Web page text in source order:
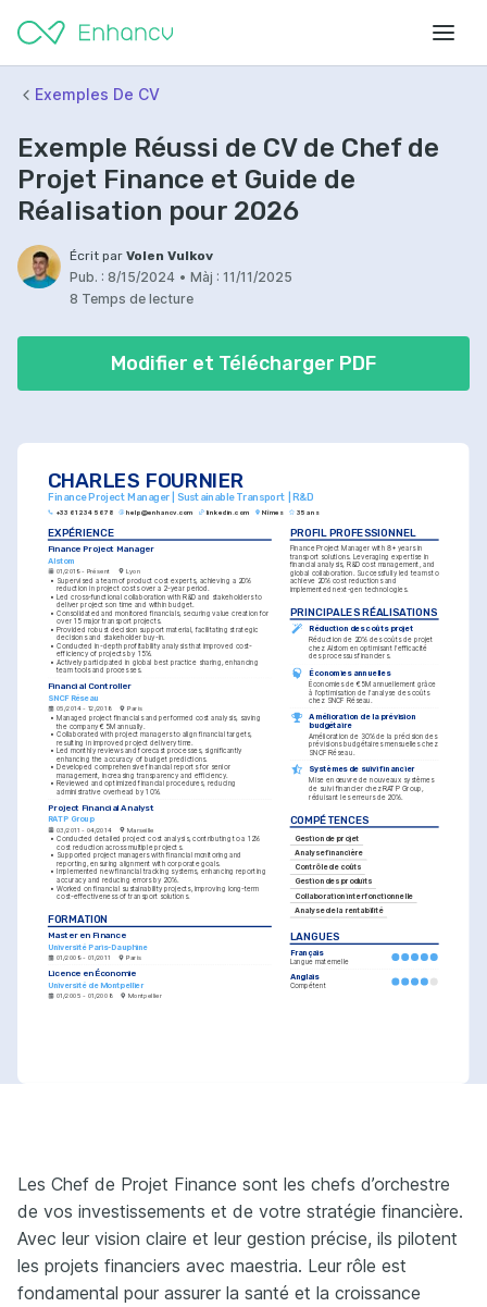
Exemples De CV
Exemple Réussi de CV de Chef de
Projet Finance et Guide de
Réalisation pour 2026
Écrit par Volen Vulkov
Pub. : 8/15/2024 • Màj : 11/11/2025
8 Temps de lecture
Modifier et Télécharger PDF
CHARLES FOURNIER
Finance Project Manager | Sustainable Transport | R&D
+33 6 12 34 56 78 help@enhancv.com linkedin.com Nîmes 35 ans
EXPÉRIENCE
Finance Project Manager
Alstom
01/2019 - Présent Lyon
• Supervised a team of product cost experts, achieving a 20%
reduction in project costs over a 2-year period.
• Led cross-functional collaboration with R&D and stakeholders to
deliver projects on time and within budget.
• Consolidated and monitored financials, securing value creation for
over 15 major transport projects.
• Provided robust decision support material, facilitating strategic
decisions and stakeholder buy-in.
• Conducted in-depth profitability analysis that improved cost-
efficiency of projects by 15%.
• Actively participated in global best practice sharing, enhancing
team tools and processes.
Financial Controller
SNCF Réseau
05/2014 - 12/2018 Paris
• Managed project financials and performed cost analysis, saving
the company €5M annually.
• Collaborated with project managers to align financial targets,
resulting in improved project delivery time.
• Led monthly reviews and forecast processes, significantly
enhancing the accuracy of budget predictions.
• Developed comprehensive financial reports for senior
management, increasing transparency and efficiency.
• Reviewed and optimized financial procedures, reducing
administrative overhead by 10%.
Project Financial Analyst
RATP Group
03/2011 - 04/2014 Marseille
• Conducted detailed project cost analysis, contributing to a 12%
cost reduction across multiple projects.
• Supported project managers with financial monitoring and
reporting, ensuring alignment with corporate goals.
•
Implemented new financial tracking systems, enhancing reporting
accuracy and reducing errors by 20%.
• Worked on financial sustainability projects, improving long-term
cost-effectiveness of transport solutions.
FORMATION
Master en Finance
Université Paris-Dauphine
01/2009 - 01/2011 Paris
Licence en Économie
Université de Montpellier
01/2005 - 01/2008 Montpellier
PROFIL PROFESSIONNEL
Finance Project Manager with 8+ years in
transport solutions. Leveraging expertise in
financial analysis, R&D cost management, and
global collaboration. Successfully led teams to
achieve 20% cost reductions and
implemented next-gen technologies.
PRINCIPALES RÉALISATIONS
Réduction des coûts projet
Réduction de 20% des coûts de projet
chez Alstom en optimisant l'efficacité
des processus financiers.
Économies annuelles
Économies de €5M annuellement grâce
à l'optimisation de l'analyse des coûts
chez SNCF Réseau.
Amélioration de la prévision
budgétaire
Amélioration de 30% de la précision des
prévisions budgétaires mensuelles chez
SNCF Réseau.
Systèmes de suivi financier
Mise en œuvre de nouveaux systèmes
de suivi financier chez RATP Group,
réduisant les erreurs de 20%.
COMPÉTENCES
Gestion de projet
Analyse financière
Contrôle de coûts
Gestion des produits
Collaboration interfonctionnelle
Analyse de la rentabilité
LANGUES
Français
Langue maternelle
Anglais
Compétent
meilleur.
Technologies de pointe
technologies et leur impact sur
l'efficacité des transports.
edX - Certification en analyse financière
avancée
Les Chef de Projet Finance sont les chefs d’orchestre
de vos investissements et de votre stratégie financière.
Avec leur vision claire et leur gestion précise, ils pilotent
les projets financiers avec maestria. Leur rôle est
fondamental pour assurer la santé et la croissance